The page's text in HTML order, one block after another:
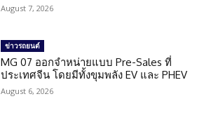
August 7, 2026
ข่าวรถยนต์
MG 07 ออกจำหน่ายแบบ Pre-Sales ที่
ประเทศจีน โดยมีทั้งขุมพลัง EV และ PHEV
August 6, 2026